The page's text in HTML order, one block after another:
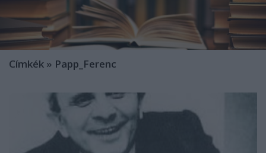
Címkék » Papp_Ferenc